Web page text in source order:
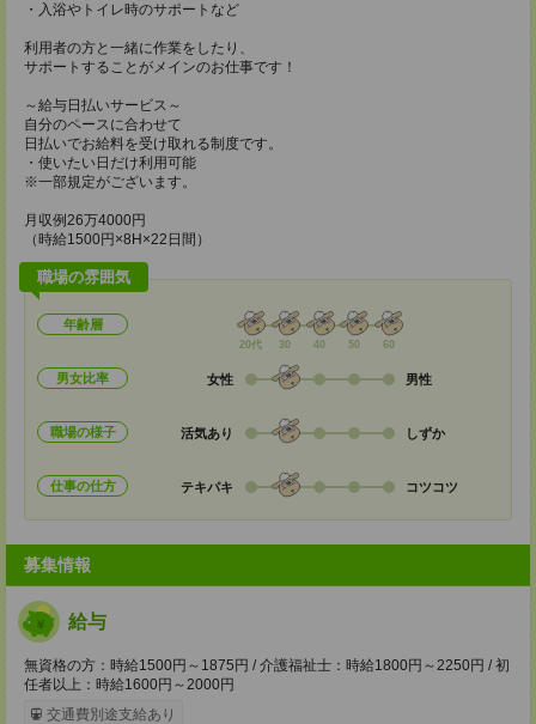
・入浴やトイレ時のサポートなど
利用者の方と一緒に作業をしたり、
サポートすることがメインのお仕事です！
～給与日払いサービス～
自分のペースに合わせて
日払いでお給料を受け取れる制度です。
・使いたい日だけ利用可能
※一部規定がございます。
月収例26万4000円
（時給1500円×8H×22日間）
職場の雰囲気
年齢層
20代 30 40 50 60
男女比率 女性 男性
職場の様子 活気あり しずか
仕事の仕方 テキパキ コツコツ
募集情報
給与
無資格の方：時給1500円～1875円 / 介護福祉士：時給1800円～2250円 / 初
任者以上：時給1600円～2000円
交通費別途支給あり